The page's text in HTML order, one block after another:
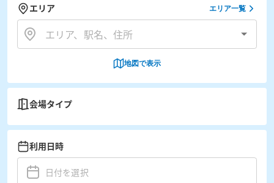
エリア エリア一覧
地図で表示
会場タイプ
利用日時